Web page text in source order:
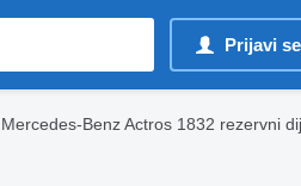
Prijavi
Mercedes-Benz Actros 1832 rezervni